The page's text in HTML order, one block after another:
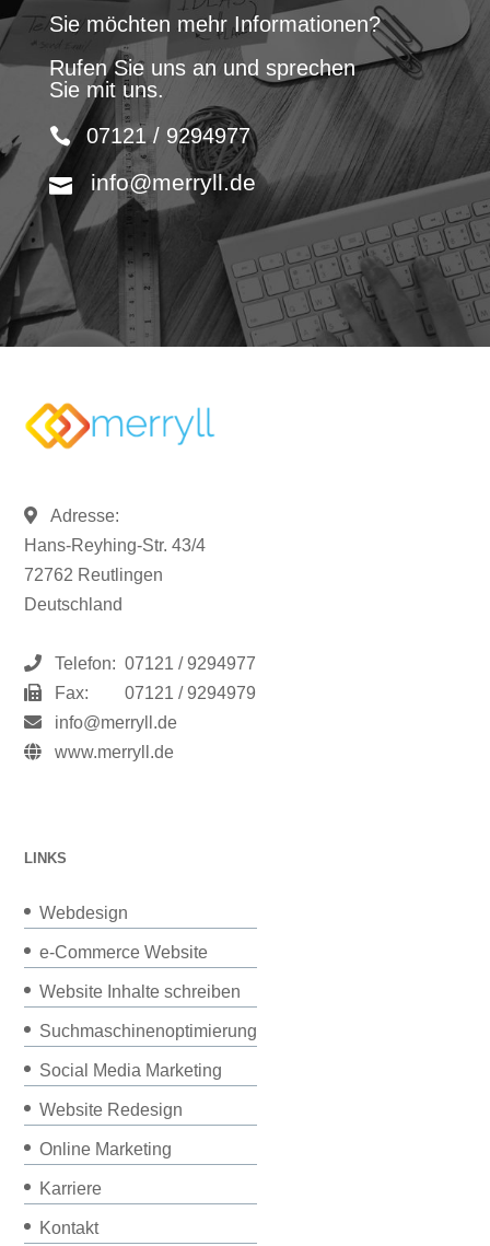
Sie möchten mehr Informationen?
Rufen Sie uns an und sprechen
Sie mit uns.
07121 / 9294977
info@merryll.de
Adresse:
Hans-Reyhing-Str. 43/4
72762 Reutlingen
Deutschland
Telefon: 07121 / 9294977
Fax:
07121 / 9294979
info@merryll.de
www.merryll.de
LINKS
Webdesign
e-Commerce Website
Website Inhalte schreiben
Suchmaschinenoptimierung
Social Media Marketing
Website Redesign
Online Marketing
Karriere
Kontakt